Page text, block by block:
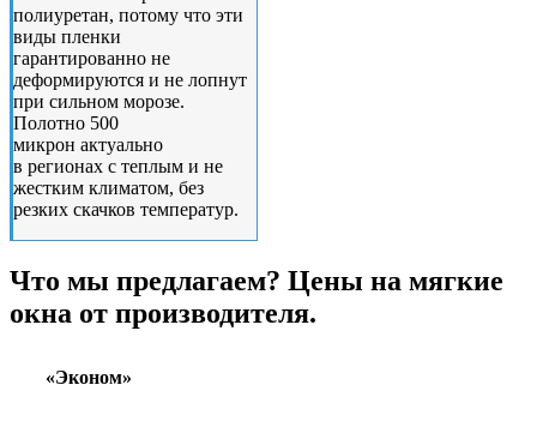
полиуретан, потому что эти
виды пленки
гарантированно не
деформируются и не лопнут
при сильном морозе.
Полотно 500
микрон актуально
в регионах с теплым и не
жестким климатом, без
резких скачков температур.
Что мы предлагаем? Цены на мягкие
окна от производителя.
«Эконом»